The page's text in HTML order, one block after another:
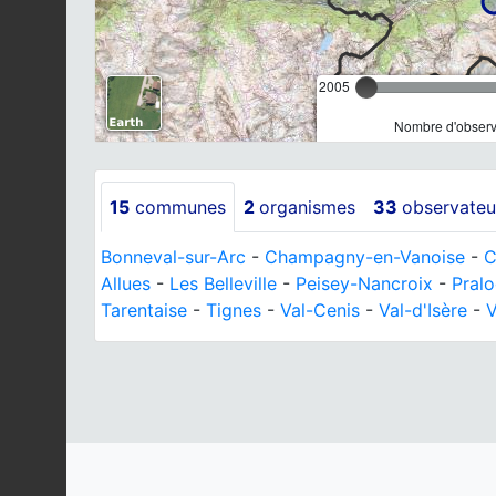
2005
Nombre
15 communes 2 organismes 33
Bonneval-sur-Arc - Champagny-en-Vanoise -
Allues - Les Belleville - Peisey-Nancroix -
Tarentaise - Tignes - Val-Cenis - Val-d'Isère -